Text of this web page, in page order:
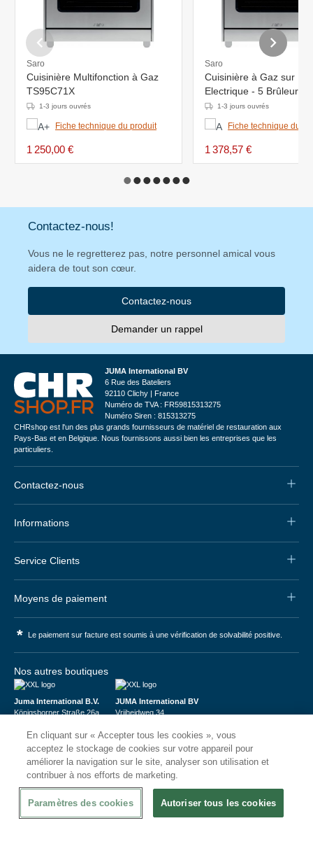
Saro
Cuisinière Multifonction à Gaz
TS95C71X
1-3 jours ouvrés
Fiche technique du produit
1 250,00 €
Saro
Cuisinière à Gaz sur
Electrique - 5 Brûleurs -
L900xP600xH850mm
1-3 jours ouvrés
Fiche technique du
1 378,57 €
Contactez-nous!
Vous ne le regretterez pas, notre personnel amical vous
aidera de tout son cœur.
Contactez-nous
Demander un rappel
JUMA International BV
6 Rue des Bateliers
92110 Clichy | France
Numéro de TVA : FR59815313275
Numéro Siren : 815313275
CHRshop est l'un des plus grands fournisseurs de matériel de restauration aux
Pays-Bas et en Belgique. Nous fournissons aussi bien les entreprises que les
particuliers.
Contactez-nous
Informations
Service Clients
Moyens de paiement
* Le paiement sur facture est soumis à une vérification de solvabilité positive.
Nos autres boutiques
Juma International B.V.
Königsborner Straße 26a
USt-ID: DE321159873
Handelsregister: 58573909
JUMA International BV
Vrijheidweg 34
BTW: NL853095048B01
K.V.K.: 58573909
En cliquant sur « Accepter tous les cookies », vous
acceptez le stockage de cookies sur votre appareil pour
améliorer la navigation sur le site, analyser son utilisation et
contribuer à nos efforts de marketing.
Paramètres des cookies Autoriser tous les cookies